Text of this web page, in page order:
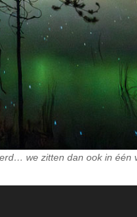
we zitten dan ook in één